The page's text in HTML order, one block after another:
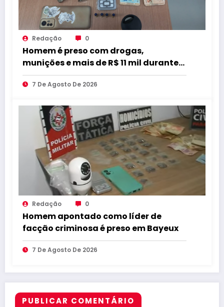
Redação 0
Homem é preso com drogas,
munições e mais de R$ 11 mil durante
operação em Marcação
7 De Agosto De 2026
Redação 0
Homem apontado como líder de
facção criminosa é preso em Bayeux
7 De Agosto De 2026
PUBLICAR COMENTÁRIO